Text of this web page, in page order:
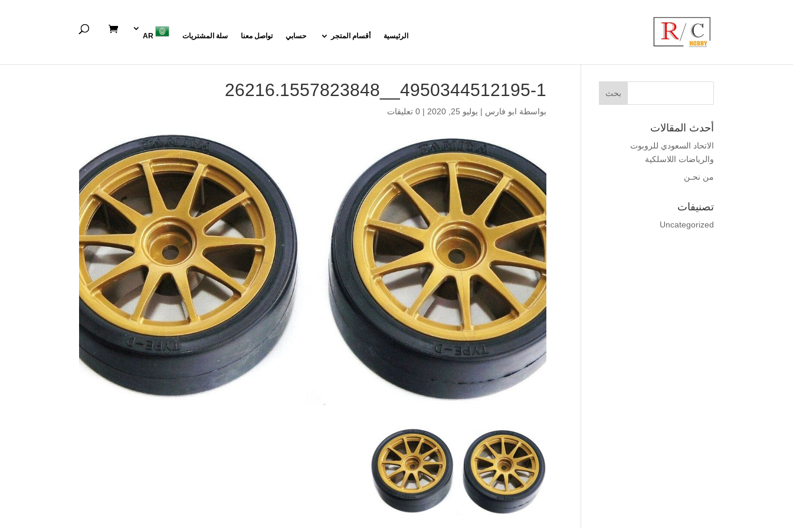
الرئيسية أقسام المتجر حسابي تواصل معنا سلة المشتريات AR
4950344512195-1__26216.1557823848
بواسطة ابو فارس | يوليو 25, 2020 | 0 تعليقات
أحدث المقالات
الاتحاد السعودي للروبوت
والرياضات اللاسلكية
من نحـن
تصنيفات
Uncategorized